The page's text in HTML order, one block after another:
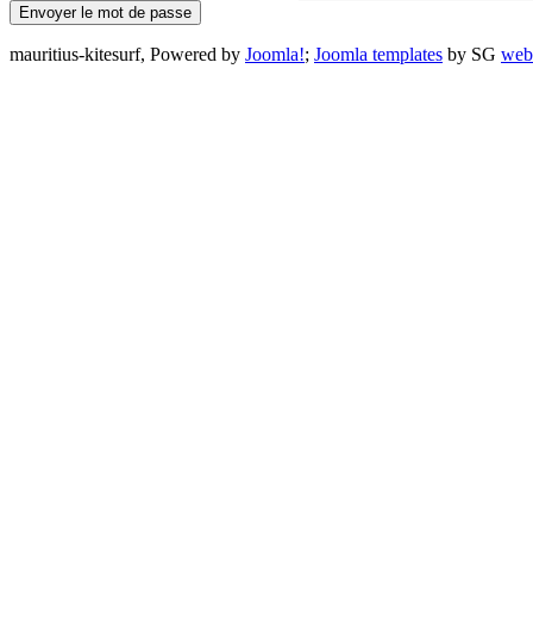
mauritius-kitesurf, Powered by Joomla!; Joomla templates by SG